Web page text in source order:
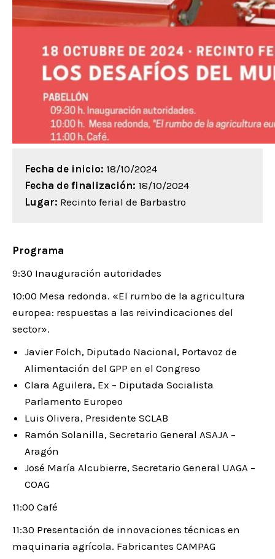
Fecha de inicio: 18/10/2024
Fecha de finalización: 18/10/2024
Lugar: Recinto ferial de Barbastro
Programa
9:30 Inauguración autoridades
10:00 Mesa redonda. «El rumbo de la agricultura
europea: respuestas a las reivindicaciones del
sector».
Javier Folch, Diputado Nacional, Portavoz de
Alimentación del GPP en el Congreso
Clara Aguilera, Ex – Diputada Socialista
Parlamento Europeo
Luis Olivera, Presidente SCLAB
Ramón Solanilla, Secretario General ASAJA –
Aragón
José María Alcubierre, Secretario General UAGA –
COAG
11:00 Café
11:30 Presentación de innovaciones técnicas en
maquinaria agrícola. Fabricantes CAMPAG